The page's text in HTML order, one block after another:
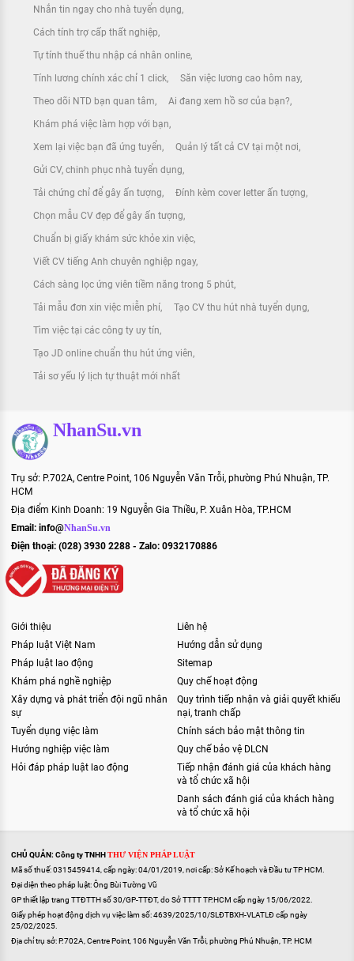
Nhắn tin ngay cho nhà tuyển dụng
Cách tính trợ cấp thất nghiệp
Tự tính thuế thu nhập cá nhân online
Tính lương chính xác chỉ 1 click Săn việc lương cao hôm nay
Theo dõi NTD bạn quan tâm Ai đang xem hồ sơ của bạn?
Khám phá việc làm hợp với bạn
Xem lại việc bạn đã ứng tuyển Quản lý tất cả CV tại một nơi
Gửi CV, chinh phục nhà tuyển dụng
Tải chứng chỉ để gây ấn tượng Đính kèm cover letter ấn tượng
Chọn mẫu CV đẹp để gây ấn tượng
Chuẩn bị giấy khám sức khỏe xin việc
Viết CV tiếng Anh chuyên nghiệp ngay
Cách sàng lọc ứng viên tiềm năng trong 5 phút
Tải mẫu đơn xin việc miễn phí Tạo CV thu hút nhà tuyển dụng
Tìm việc tại các công ty uy tín
Tạo JD online chuẩn thu hút ứng viên
Tải sơ yếu lý lịch tự thuật mới nhất
NhanSu.vn
Trụ sở: P.702A, Centre Point, 106 Nguyễn Văn Trỗi, phường Phú Nhuận, TP.
HCM
Địa điểm Kinh Doanh: 19 Nguyễn Gia Thiều, P. Xuân Hòa, TP.HCM
Email: info@NhanSu.vn
Điện thoại: (028) 3930 2288 - Zalo: 0932170886
Giới thiệu
Pháp luật Việt Nam
Pháp luật lao động
Khám phá nghề nghiệp
Xây dựng và phát triển đội ngũ nhân
sự
Tuyển dụng việc làm
Hướng nghiệp việc làm
Hỏi đáp pháp luật lao động
Liên hệ
Hướng dẫn sử dụng
Sitemap
Quy chế hoạt động
Quy trình tiếp nhận và giải quyết khiếu
nại, tranh chấp
Chính sách bảo mật thông tin
Quy chế bảo vệ DLCN
Tiếp nhận đánh giá của khách hàng
và tổ chức xã hội
Danh sách đánh giá của khách hàng
và tổ chức xã hội
CHỦ QUẢN: Công ty TNHHTHƯ VIỆN PHÁP LUẬT
Mã số thuế: 0315459414, cấp ngày: 04/01/2019, nơi cấp: Sở Kế hoạch và Đầu tư TP HCM.
Đại diện theo pháp luật: Ông Bùi Tường Vũ
GP thiết lập trang TTĐTTH số 30/GP-TTĐT, do Sở TTTT TP.HCM cấp ngày 15/06/2022.
Giấy phép hoạt động dịch vụ việc làm số: 4639/2025/10/SLĐTBXH-VLATLĐ cấp ngày
25/02/2025.
Địa chỉ trụ sở: P.702A, Centre Point, 106 Nguyễn Văn Trỗi, phường Phú Nhuận, TP. HCM